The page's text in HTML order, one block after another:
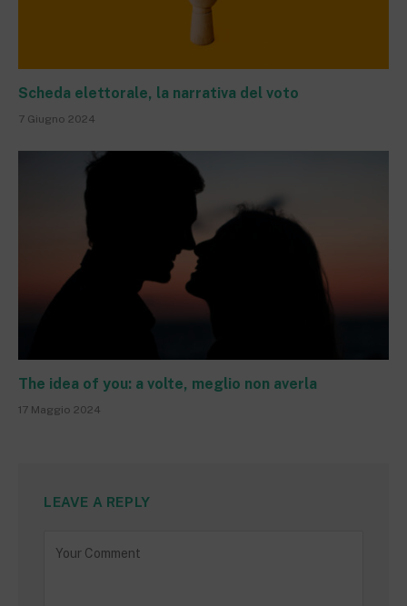
Scheda elettorale, la narrativa del voto
7 Giugno 2024
The idea of you: a volte, meglio non averla
17 Maggio 2024
LEAVE A REPLY